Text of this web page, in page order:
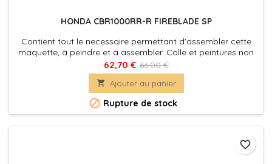
HONDA CBR1000RR-R FIREBLADE SP
Contient tout le necessaire permettant d'assembler cette
maquette, à peindre et à assembler. Colle et peintures non
incluses.
62,70 € 66,00 €
 Ajouter au panier
 Rupture de stock
favorite_border